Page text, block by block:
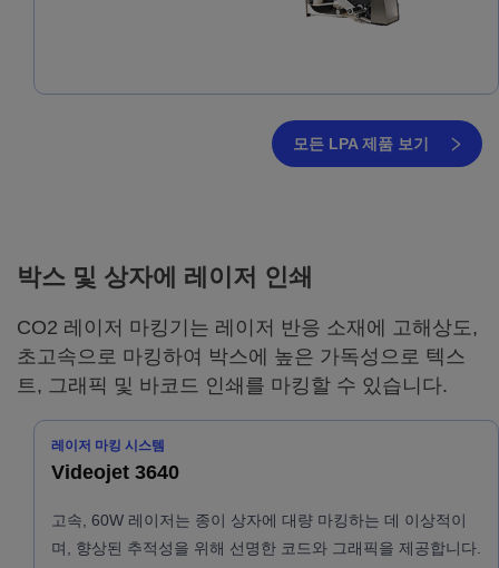
모든 LPA 제품 보기
박스 및 상자에 레이저 인쇄
CO2 레이저 마킹기는 레이저 반응 소재에 고해상도,
초고속으로 마킹하여 박스에 높은 가독성으로 텍스
트, 그래픽 및 바코드 인쇄를 마킹할 수 있습니다.
레이저 마킹 시스템
Videojet 3640
고속, 60W 레이저는 종이 상자에 대량 마킹하는 데 이상적이
며, 향상된 추적성을 위해 선명한 코드와 그래픽을 제공합니다.